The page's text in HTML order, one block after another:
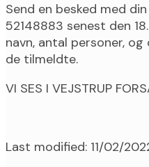
Send en besked med
52148883 senest den
navn, antal personer,
de tilmeldte.
VI SES I VEJSTRUP
Last modified: 11/02/